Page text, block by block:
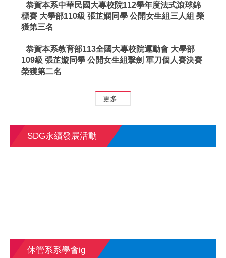
恭賀本系中華民國大專校院112學年度法式滾球錦
標賽 大學部110級 張芷嫻同學 公開女生組三人組 榮
獲第三名
恭賀本系教育部113全國大專校院運動會 大學部
109級 張芷嫙同學 公開女生組擊劍 軍刀個人賽決賽
榮獲第二名
更多...
SDG永續發展活動
休管系系學會ig